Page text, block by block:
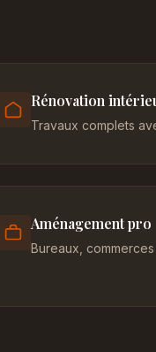
Rénovation
Travaux complets
Aménagement pro
Bureaux,